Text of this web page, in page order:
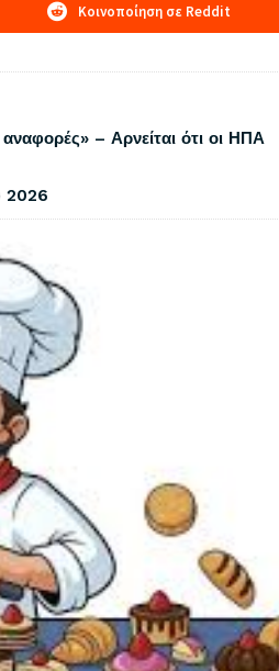
Κοινοποίηση σε Reddit
– Αρνείται ότι οι ΗΠΑ
2026